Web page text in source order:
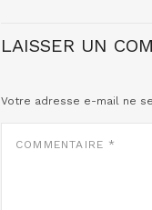
LAISSER UN
Votre adresse e-mail ne